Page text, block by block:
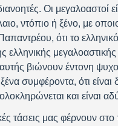
Οι μεγαλοαστοί
ντόπιο ή ξένο, με
ότι το
ελληνικής
βιώνουν έντονη
συμφέροντα, ότι
και είναι
τάσεις μας φέρνουν